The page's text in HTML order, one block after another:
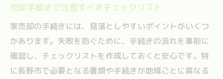
売却手続きで注意すべきチェックリスト
家売却の手続きには、見落としやすいポイントがいくつ
かあります。失敗を防ぐために、手続きの流れを事前に
確認し、チェックリストを作成しておくと安心です。特
に長野市で必要となる書類や手続きが地域ごとに異なる